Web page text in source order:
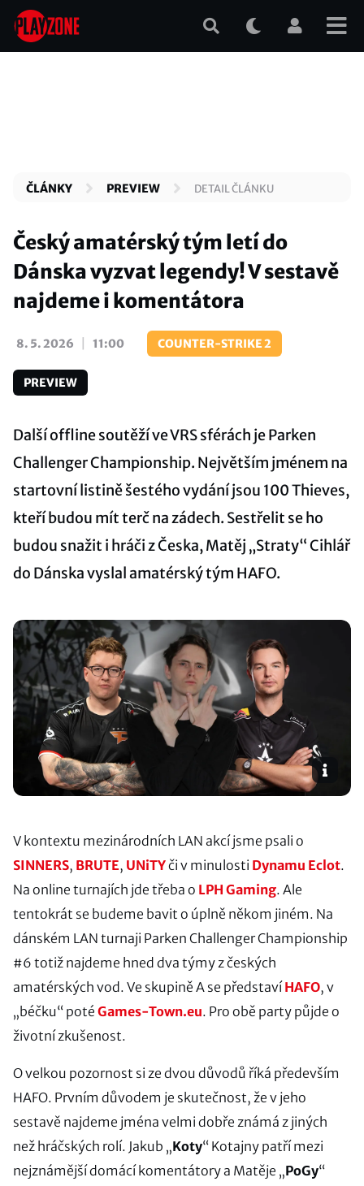
Přejít
hlavnímu
ČLÁNKY PREVIEW DETAIL ČLÁNKU
Český amatérský tým letí do
Dánska vyzvat legendy! V sestavě
najdeme i komentátora
8. 5. 2026 11:00 COUNTER-STRIKE 2
PREVIEW
Další offline soutěží ve VRS sférách je Parken
Challenger Championship. Největším jménem na
startovní listině šestého vydání jsou 100 Thieves,
kteří budou mít terč na zádech. Sestřelit se ho
budou snažit i hráči z Česka, Matěj „Straty“ Cihlář
do Dánska vyslal amatérský tým HAFO.
V kontextu mezinárodních LAN akcí jsme psali o
SINNERS, BRUTE, UNiTYči v minulosti Dynamu Eclot.
Na online turnajích jde třeba o LPH Gaming. Ale
tentokrát se budeme bavit o úplně někom jiném. Na
dánském LAN turnaji Parken Challenger Championship
#6 totiž najdeme hned dva týmy z českých
amatérských vod. Ve skupině A se představí HAFO, v
„béčku“ poté Games-Town.eu. Pro obě party půjde o
životní zkušenost.
O velkou pozornost si ze dvou důvodů říká především
HAFO. Prvním důvodem je skutečnost, že v jeho
sestavě najdeme jména velmi dobře známá z jiných
než hráčských rolí. Jakub „Koty“ Kotajny patří mezi
nejznámější domácí komentátory a Matěje „PoGy“